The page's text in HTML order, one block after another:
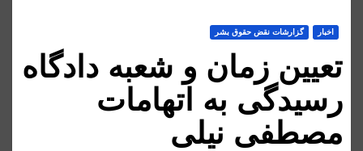
اخبار گزارشات نقض حقوق بشر
تعیین زمان و شعبه دادگاه
رسیدگی به اتهامات
مصطفی نیلی